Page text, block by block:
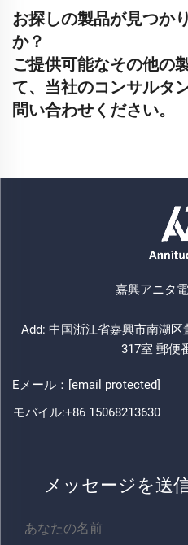
お探しの製品が見つか
か？
ご提供可能なその他の
て、当社のコンサルタ
問い合わせください。
嘉興アニタ
Add: 中国浙江省嘉興市南湖
317室 郵便
Eメール： [email protected]
モバイル:+86 15068213630
メッセージを送